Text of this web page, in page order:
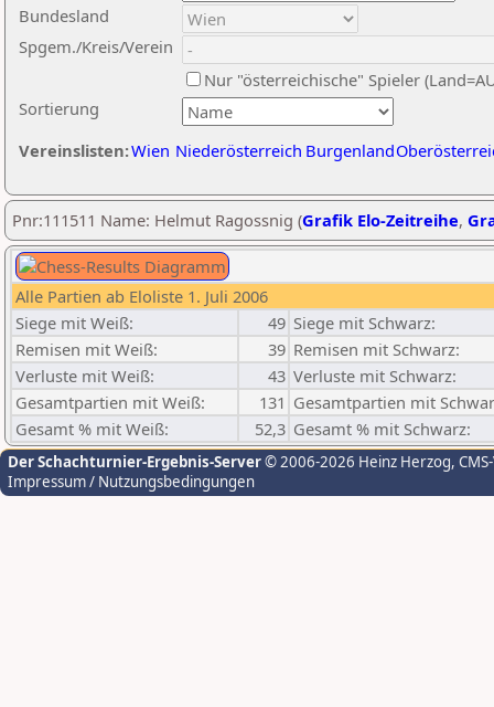
Sortierung
Bundesland
Spgem./Kreis/Verein
Nur "österreichische" Spieler
Vereinslisten:Wien Niederösterreich Burgenland
Pnr:111511 Name: Helmut Ragossnig (Grafik Elo-Zeitreihe,
Alle Partien ab Eloliste 1. Juli 2006
Siege mit Weiß:
49 Siege mit Schwarz:
Remisen mit Weiß:
39 Remisen mit Schwarz:
Verluste mit Weiß:
43 Verluste mit Schwarz:
Gesamtpartien mit Weiß:
131 Gesamtpartien mit
Gesamt % mit Weiß:
52,3 Gesamt % mit Schwarz:
Der Schachturnier-Ergebnis-Server© 2006-2026 Heinz Herzog,
Impressum / Nutzungsbedingungen